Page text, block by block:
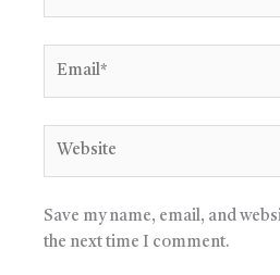
Save my name, email, and
the next time I comment.